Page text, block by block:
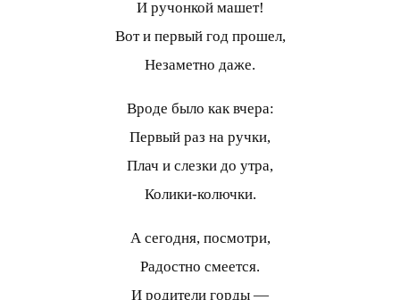
И ручонкой машет!
Вот и первый год прошел,
Незаметно даже.
Вроде было как вчера:
Первый раз на ручки,
Плач и слезки до утра,
Колики-колючки.
А сегодня, посмотри,
Радостно смеется.
И родители горды —